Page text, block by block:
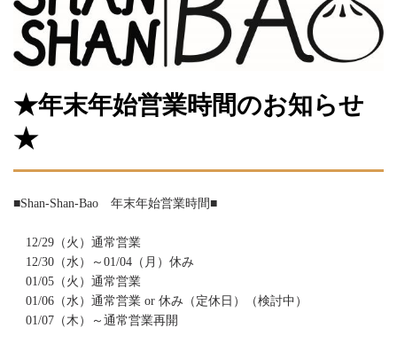
★年末年始営業時間のお知らせ
★
■Shan-Shan-Bao 年末年始営業時間■
12/29（火）通常営業
12/30（水）～01/04（月）休み
01/05（火）通常営業
01/06（水）通常営業 or 休み（定休日）（検討中）
01/07（木）～通常営業再開